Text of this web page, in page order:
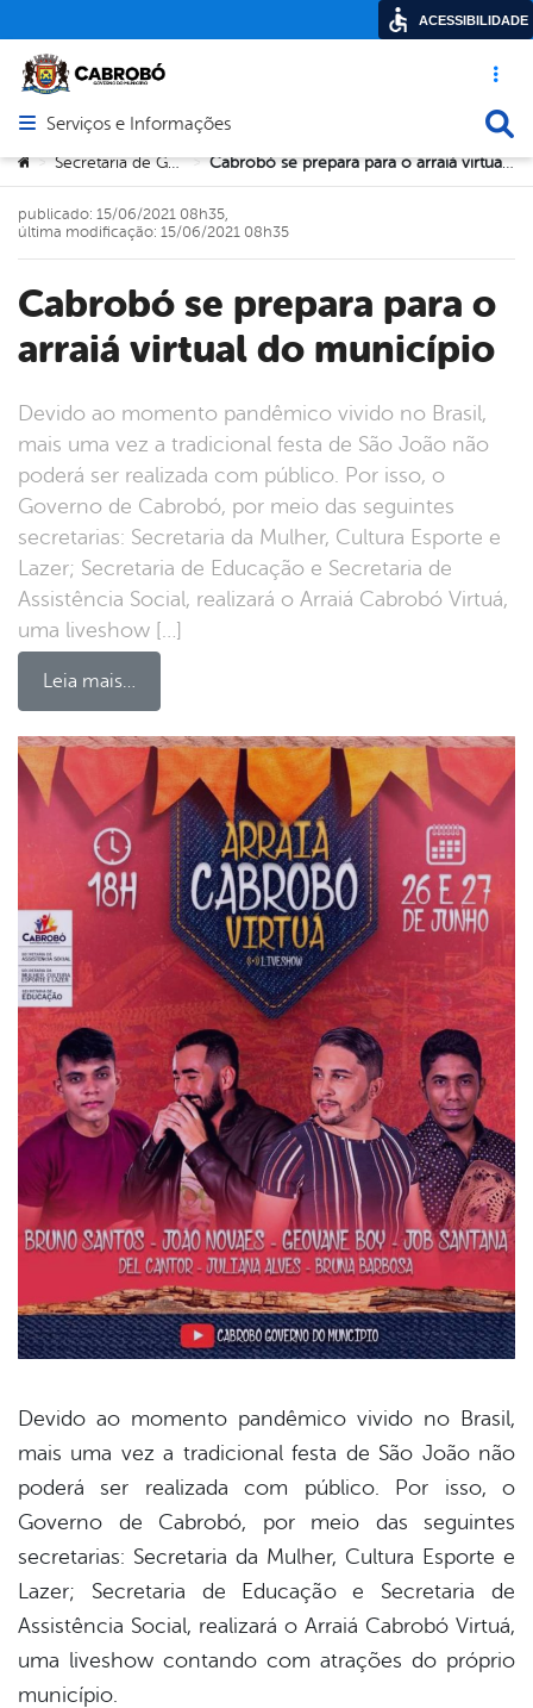
Acesso
Abrir menu principal de navegação
Serviços e Informações
Você está aqui:
> Secretaria de Governo > Cabrobó se prepara para o arraiá virtual do município
Cabrobó se prepara para o
arraiá virtual do município
Devido ao momento pandêmico vivido no Brasil,
mais uma vez a tradicional festa de São João não
poderá ser realizada com público. Por isso, o
Governo de Cabrobó, por meio das seguintes
secretarias: Secretaria da Mulher, Cultura Esporte e
Lazer; Secretaria de Educação e Secretaria de
Assistência Social, realizará o Arraiá Cabrobó Virtuá,
uma liveshow […]
Leia mais…
publicado: 15/06/2021 08h35,
última modificação: 15/06/2021 08h35
Devido ao momento pandêmico vivido no Brasil,
mais uma vez a tradicional festa de São João não
poderá ser realizada com público. Por isso, o
Governo de Cabrobó, por meio das seguintes
secretarias: Secretaria da Mulher, Cultura Esporte e
Lazer; Secretaria de Educação e Secretaria de
Assistência Social, realizará o Arraiá Cabrobó Virtuá,
uma liveshow contando com atrações do próprio
município.
ACESSIBILIDADE